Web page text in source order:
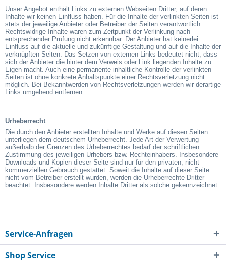
Unser Angebot enthält Links zu externen Webseiten Dritter, auf deren
Inhalte wir keinen Einfluss haben. Für die Inhalte der verlinkten Seiten ist
stets der jeweilige Anbieter oder Betreiber der Seiten verantwortlich.
Rechtswidrige Inhalte waren zum Zeitpunkt der Verlinkung nach
entsprechender Prüfung nicht erkennbar. Der Anbieter hat keinerlei
Einfluss auf die aktuelle und zukünftige Gestaltung und auf die Inhalte der
verknüpften Seiten. Das Setzen von externen Links bedeutet nicht, dass
sich der Anbieter die hinter dem Verweis oder Link liegenden Inhalte zu
Eigen macht. Auch eine permanente inhaltliche Kontrolle der verlinkten
Seiten ist ohne konkrete Anhaltspunkte einer Rechtsverletzung nicht
möglich. Bei Bekanntwerden von Rechtsverletzungen werden wir derartige
Links umgehend entfernen.
Urheberrecht
Die durch den Anbieter erstellten Inhalte und Werke auf diesen Seiten
unterliegen dem deutschem Urheberrecht. Jede Art der Verwertung
außerhalb der Grenzen des Urheberrechtes bedarf der schriftlichen
Zustimmung des jeweiligen Urhebers bzw. Rechteinhabers. Insbesondere
Downloads und Kopien dieser Seite sind nur für den privaten, nicht
kommerziellen Gebrauch gestattet. Soweit die Inhalte auf dieser Seite
nicht vom Betreiber erstellt wurden, werden die Urheberrechte Dritter
beachtet. Insbesondere werden Inhalte Dritter als solche gekennzeichnet.
Service-Anfragen
Shop Service